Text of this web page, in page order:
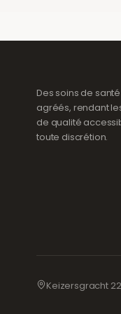
Des soins de
agréés, rendant
de qualité
toute discrétion.
Keizersgracht